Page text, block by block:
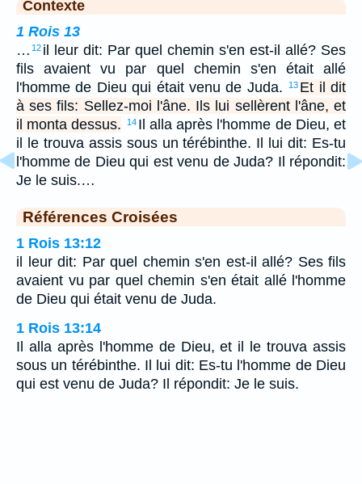
Contexte
1 Rois 13
… 12 il leur dit: Par quel chemin s'en est-il allé? Ses
fils avaient vu par quel chemin s'en était allé
l'homme de Dieu qui était venu de Juda.
13 Et il dit
à ses fils: Sellez-moi l'âne. Ils lui sellèrent l'âne, et
il monta dessus.
14 Il alla après l'homme de Dieu, et
il le trouva assis sous un térébinthe. Il lui dit: Es-tu
l'homme de Dieu qui est venu de Juda? Il répondit:
Je le suis.…
Références Croisées
1 Rois 13:12
il leur dit: Par quel chemin s'en est-il allé? Ses fils
avaient vu par quel chemin s'en était allé l'homme
de Dieu qui était venu de Juda.
1 Rois 13:14
Il alla après l'homme de Dieu, et il le trouva assis
sous un térébinthe. Il lui dit: Es-tu l'homme de Dieu
qui est venu de Juda? Il répondit: Je le suis.